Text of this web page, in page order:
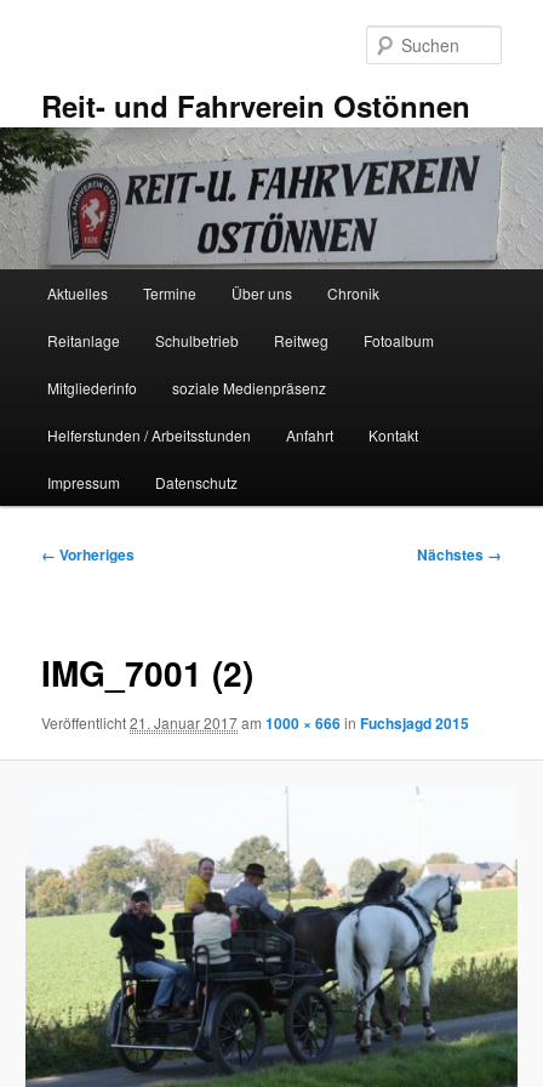
Reit- und Fahrverein Ostönnen
Aktuelles Termine Über uns Chronik
Reitanlage Schulbetrieb Reitweg Fotoalbum
Mitgliederinfo soziale Medienpräsenz
Helferstunden / Arbeitsstunden Anfahrt Kontakt
Impressum Datenschutz
Bilder-
← Vorheriges Nächstes →
IMG_7001 (2)
Veröffentlicht21. Januar 2017am1000 × 666inFuchsjagd 2015